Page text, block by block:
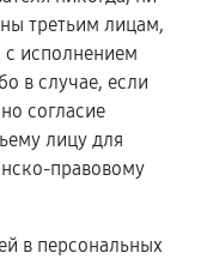
третьим лицам,
с исполнением
в случае, если
согласие
лицу для
правовому
в персональных